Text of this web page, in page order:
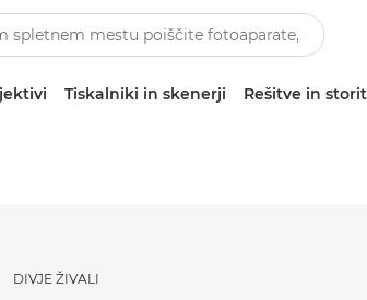
Tiskalniki in skenerji Rešitve in
DIVJE ŽIVALI